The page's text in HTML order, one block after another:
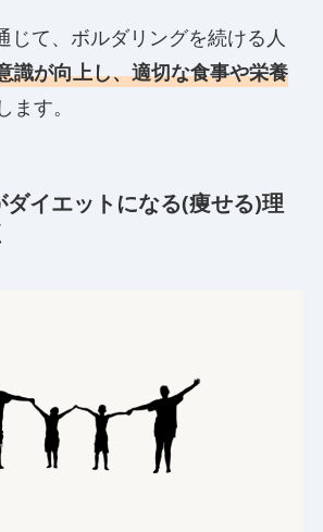
じて、ボルダリングを続ける人
識が向上し、適切な食事や栄養
ます。
イエットになる(痩せる)理